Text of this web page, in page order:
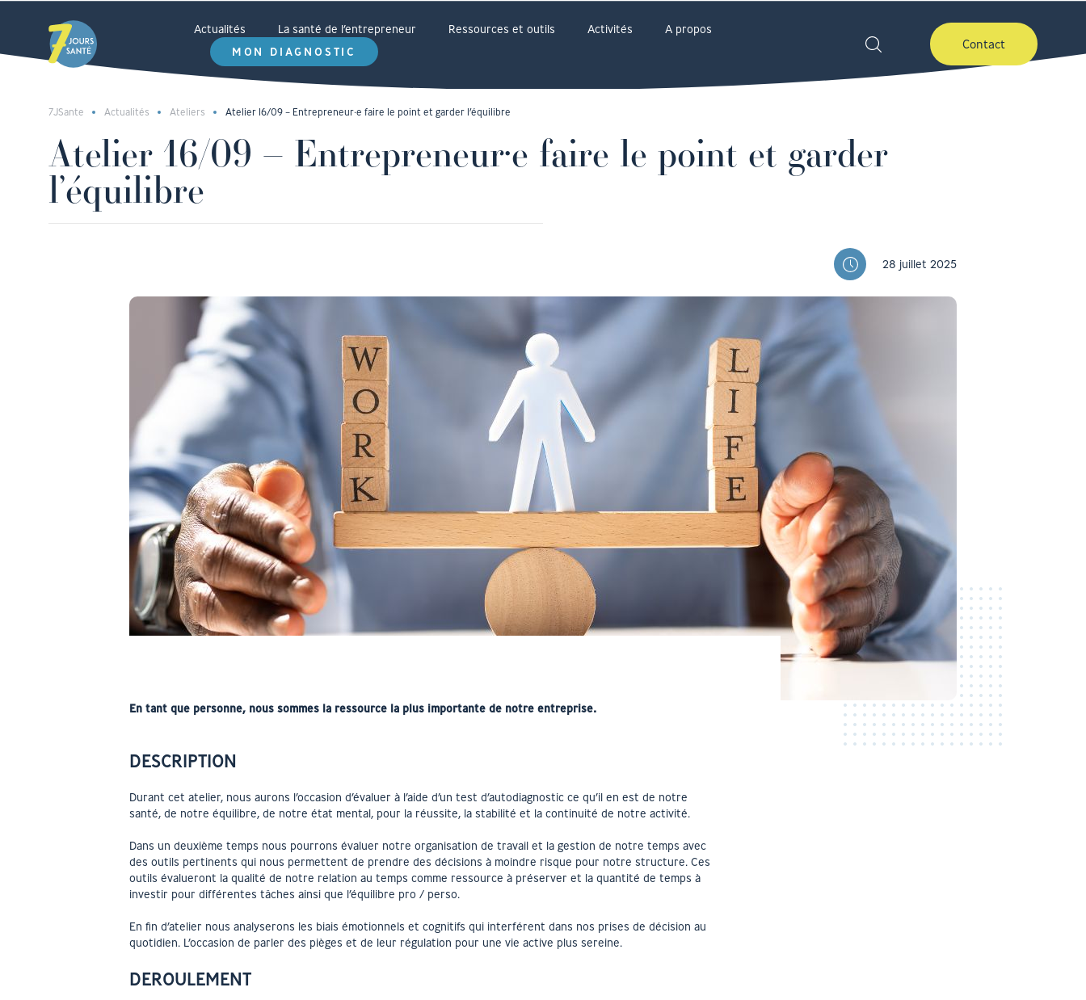
Actualités La santé de l’entrepreneur Ressources et outils Activités
A propos
MON DIAGNOSTIC
Contact
7JSante Actualités Ateliers Atelier 16/09 – Entrepreneur·e faire le point et garder l’équilibre
Atelier 16/09 – Entrepreneur·e faire le point et garder
l’équilibre
28 juillet 2025
En tant que personne, nous sommes la ressource la plus importante de notre entreprise.
DESCRIPTION
Durant cet atelier, nous aurons l’occasion d’évaluer à l’aide d’un test d’autodiagnostic ce qu’il en est de notre
santé, de notre équilibre, de notre état mental, pour la réussite, la stabilité et la continuité de notre activité.
Dans un deuxième temps nous pourrons évaluer notre organisation de travail et la gestion de notre temps avec
des outils pertinents qui nous permettent de prendre des décisions à moindre risque pour notre structure. Ces
outils évalueront la qualité de notre relation au temps comme ressource à préserver et la quantité de temps à
investir pour différentes tâches ainsi que l’équilibre pro / perso.
En fin d’atelier nous analyserons les biais émotionnels et cognitifs qui interférent dans nos prises de décision au
quotidien. L’occasion de parler des pièges et de leur régulation pour une vie active plus sereine.
DEROULEMENT